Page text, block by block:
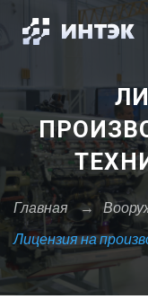
Главная →
Лицензия на
Москва
Санкт-
А
Архангельск
Астрахань
Б
Барнаул
Белгород
Брянск